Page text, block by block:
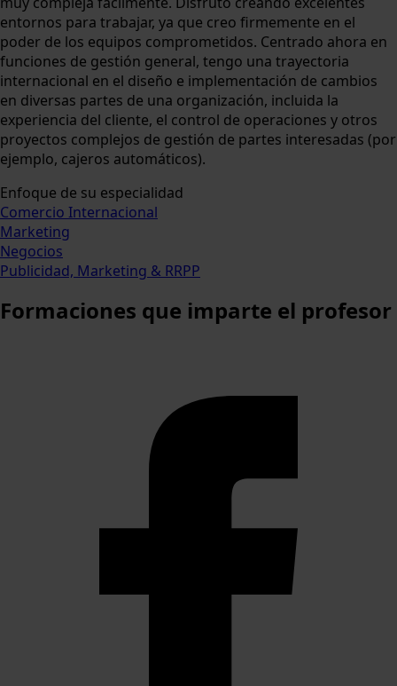
entornos para trabajar, ya que creo firmemente en el
poder de los equipos comprometidos. Centrado ahora en
funciones de gestión general, tengo una trayectoria
internacional en el diseño e implementación de cambios
en diversas partes de una organización, incluida la
experiencia del cliente, el control de operaciones y otros
proyectos complejos de gestión de partes interesadas (por
ejemplo, cajeros automáticos).
Enfoque de su especialidad
Comercio Internacional
Marketing
Negocios
Publicidad, Marketing & RRPP
Formaciones que imparte el profesor